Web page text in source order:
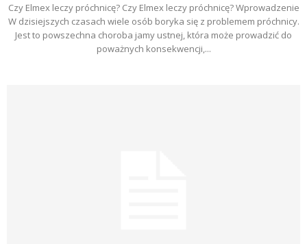
Czy Elmex leczy próchnicę? Czy Elmex leczy próchnicę? Wprowadzenie
W dzisiejszych czasach wiele osób boryka się z problemem próchnicy.
Jest to powszechna choroba jamy ustnej, która może prowadzić do
poważnych konsekwencji,...